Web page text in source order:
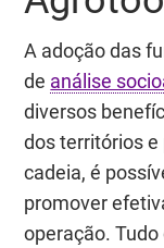
A adoção das
de análise
diversos
dos territórios
cadeia, é
promover
operação.